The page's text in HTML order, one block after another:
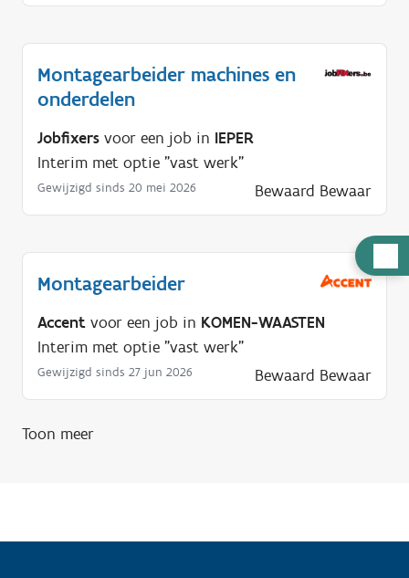
u
o
d
Montagearbeider machines en
onderdelen
Jobfixers voor een job in IEPER
Interim met optie "vast werk"
Gewijzigd sinds 20 mei 2026 Bewaard Bewaar
Montagearbeider
Accent voor een job in KOMEN-WAASTEN
Interim met optie "vast werk"
Gewijzigd sinds 27 jun 2026 Bewaard Bewaar
Toon meer